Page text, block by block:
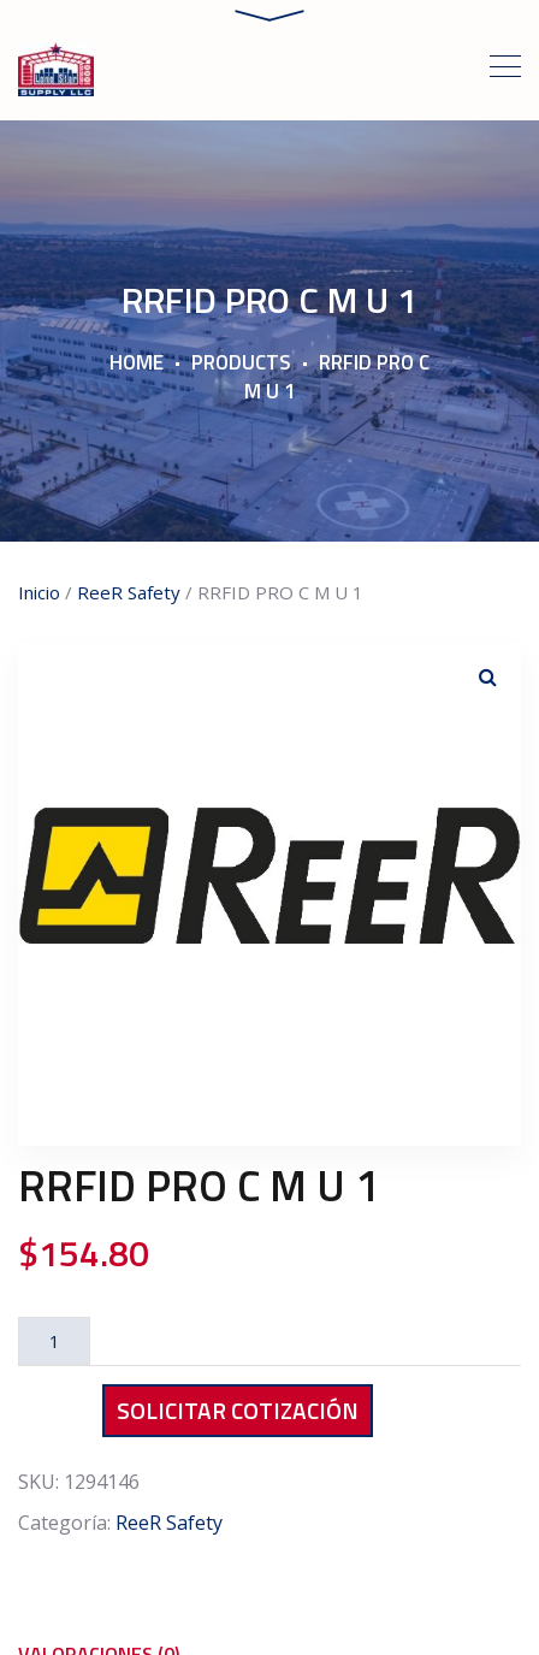
RRFID PRO C M U 1
HOME PRODUCTS
RRFID PRO C
M U 1
Inicio / ReeR Safety / RRFID PRO C M U 1
RRFID PRO C M U 1
$154.80
RRFID
1
SOLICITAR COTIZACIÓN
SKU: 1294146
Categoría: ReeR Safety